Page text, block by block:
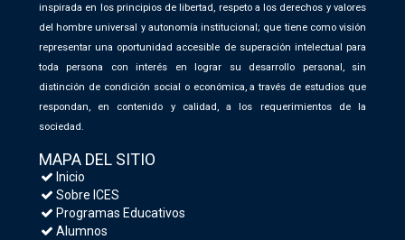
inspirada en los principios de libertad, respeto a los derechos y valores
del hombre universal y autonomía institucional; que tiene como visión
representar una oportunidad accesible de superación intelectual para
toda persona con interés en lograr su desarrollo personal, sin
distinción de condición social o económica, a través de estudios que
respondan, en contenido y calidad, a los requerimientos de la
sociedad.
MAPA DEL SITIO
Inicio
Sobre ICES
Programas Educativos
Alumnos